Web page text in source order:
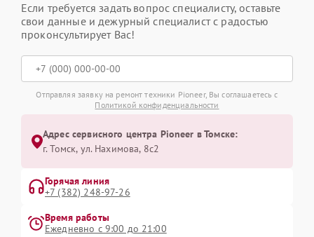
Если требуется задать вопрос специалисту, оставьте
свои данные и дежурный специалист с радостью
проконсультирует Вас!
Отправляя заявку на ремонт техники Pioneer, Вы соглашаетесь с
Политикой конфиденциальности
Адрес сервисного центра Pioneer в Томске:
г. Томск, ул. Нахимова, 8с2
Горячая линия
+7 (382) 248-97-26
Время работы
Ежедневно с 9:00 до 21:00